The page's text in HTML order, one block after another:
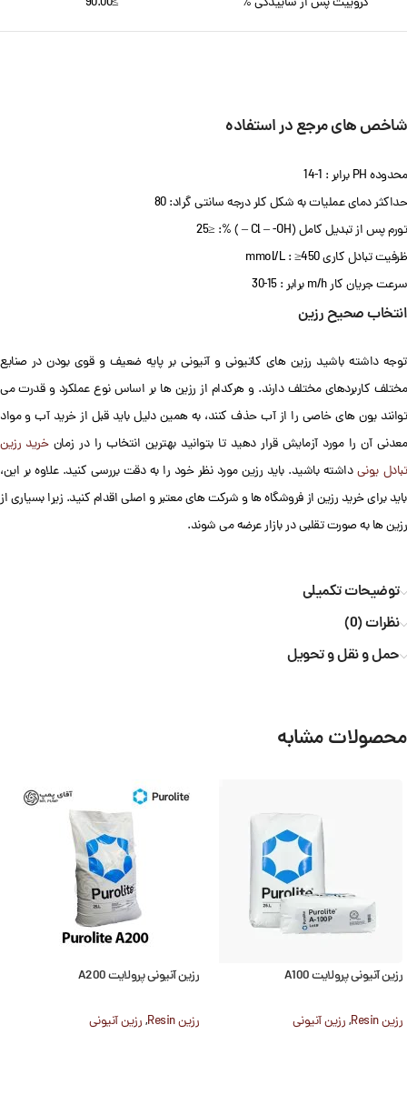
شاخص های مرجع در استفاده
محدوده PH برابر : 1-14
حداکثر دمای عملیات به شکل کلر درجه سانتی گراد: 80
تورم پس از تبدیل کامل (Cl – -OH – ) %: ≤25
ظرفیت تبادل کاری mmol/L : ≥450
سرعت جریان کار m/h برابر : 15-30
انتخاب صحیح رزین
توجه داشته باشید رزین های کاتیونی و آنیونی بر پایه ضعیف و قوی بودن در صنایع
مختلف کاربردهای مختلف دارند. و هرکدام از رزین ها بر اساس نوع عملکرد و قدرت می
توانند یون های خاصی را از آب حذف کنند، به همین دلیل باید قبل از خرید آب و مواد
معدنی آن را مورد آزمایش قرار دهید تا بتوانید بهترین انتخاب را در زمانخرید رزین
تبادل یونیداشته باشید. باید رزین مورد نظر خود را به دقت بررسی کنید. علاوه بر این،
باید برای خرید رزین از فروشگاه ها و شرکت های معتبر و اصلی اقدام کنید. زیرا بسیاری از
رزین ها به صورت تقلبی در بازار عرضه می شوند.
توضیحات تکمیلی
نظرات (0)
حمل و نقل و تحویل
محصولات مشابه
رزین آنیونی پرولایت A100
رزین Resin ,رزین آنیونی
رزین آنیونی پرولایت A200
رزین Resin ,رزین آنیونی